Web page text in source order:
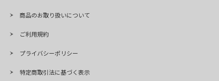
商品のお取り扱いについて
ご利用規約
プライバシーポリシー
特定商取引法に基づく表示